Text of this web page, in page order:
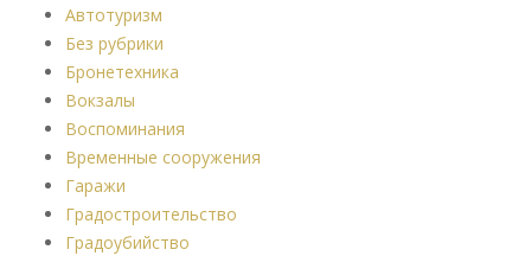
Автотуризм
Без рубрики
Бронетехника
Вокзалы
Воспоминания
Временные сооружения
Гаражи
Градостроительство
Градоубийство